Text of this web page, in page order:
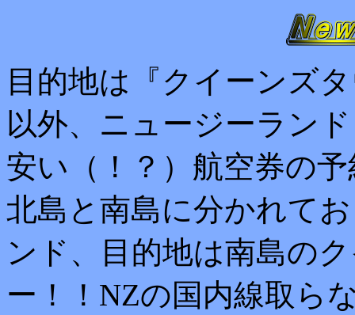
目的地は『クイーンズ
以外、ニュージーラン
安い（！？）航空券の
北島と南島に分かれて
ンド、目的地は南島の
ー！！NZの国内線取ら